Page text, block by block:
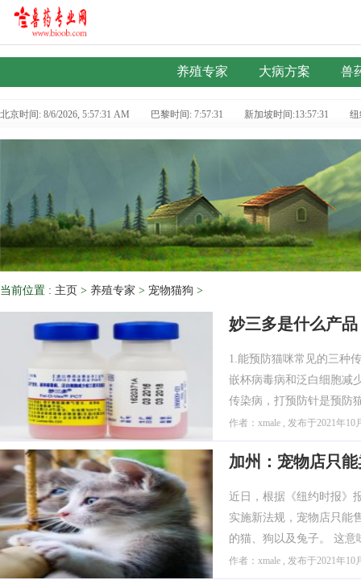
养殖专家 大病方案 兽
北京时间: 8/6/2026, 5:57:31 AM 巴黎时间: 7:57:31 新加坡时间:13:57:31 纽
当前位置 : 主页 > 养殖专家 > 宠物猫狗 >
妙三多是什么产品
1.能预防猫咪常见的三种
嵌杯病毒病和泛白细胞减
传染病，打预防针是预防
作者：xmale , 发布于2021年10
加州：宠物店只
近日，根据《纽约时报》
实施新法规，宠物店只能
的猫、狗以及兔子。 这
作者：xmale , 发布于2021年10